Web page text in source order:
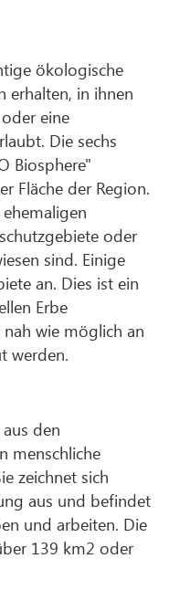
ökologische
erhalten, in ihnen
eine
Die sechs
Biosphere"
Fläche der Region.
oder
sind. Einige
an. Dies ist ein
Erbe
wie möglich an
werden.
den
menschliche
zeichnet sich
aus und befindet
und arbeiten. Die
139 km2 oder